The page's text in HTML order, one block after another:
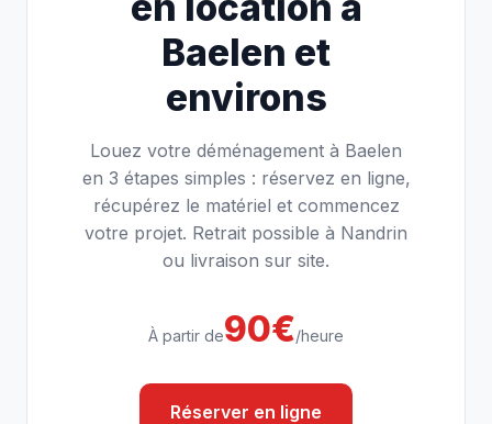
Baelen et
environs
Louez votre déménagement à Baelen
en 3 étapes simples : réservez en ligne,
récupérez le matériel et commencez
votre projet. Retrait possible à Nandrin
ou livraison sur site.
À partir de90€/heure
Réserver en ligne